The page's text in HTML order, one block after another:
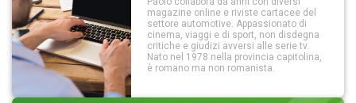
magazine online e riviste cartacee del
settore automotive. Appassionato di
cinema, viaggi e di sport, non disdegna
critiche e giudizi avversi alle serie tv.
Nato nel 1978 nella provincia capitolina,
è romano ma non romanista.